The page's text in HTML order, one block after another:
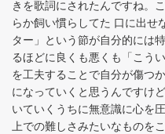
きを歌詞にされたんですね。
らか飼い慣らしてた 口に出せ
ター」という節が自分的には
るほどに良くも悪くも「こう
を工夫することで自分が傷つ
になっていくと思うんですけ
いていくうちに無意識に心を
上での難しさみたいなものを